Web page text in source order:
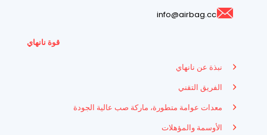
info@airbag.cc
قوة نانهاي
نبذة عن نانهاي
الفريق التقني
معدات عوامة متطورة، ماركة صب عالية الجودة
الأوسمة والمؤهلات